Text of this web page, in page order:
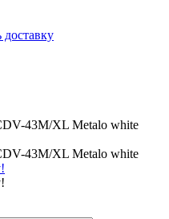
доставку
43M/XL Metalo white
43M/XL Metalo white